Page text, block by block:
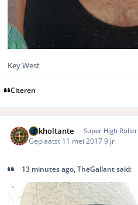
Key West
Citeren
Gokholtante Super High Roller
Geplaatst 11 mei 20179 jr
13 minutes ago, TheGallant said: